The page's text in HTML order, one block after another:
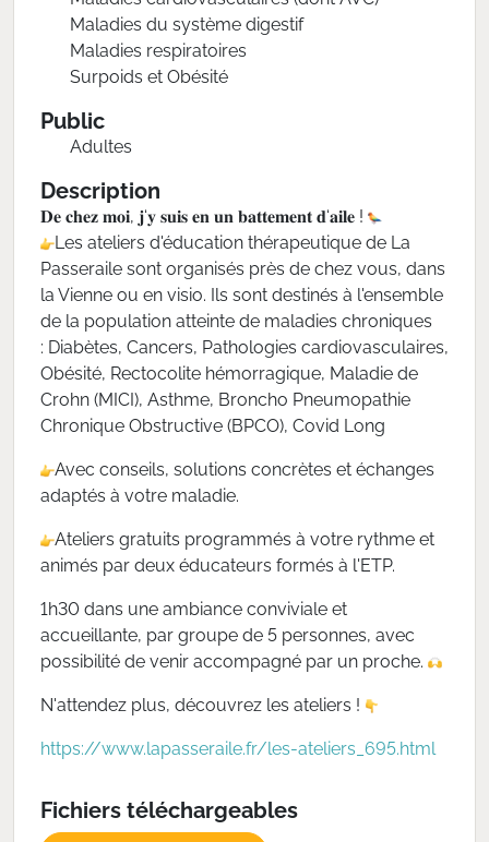
Maladies du système digestif
Maladies respiratoires
Surpoids et Obésité
Public
Adultes
Description
𝐃𝐞 𝐜𝐡𝐞𝐳 𝐦𝐨𝐢, 𝐣‘𝐲 𝐬𝐮𝐢𝐬 𝐞𝐧 𝐮𝐧 𝐛𝐚𝐭𝐭𝐞𝐦𝐞𝐧𝐭 𝐝‘𝐚𝐢𝐥𝐞 !
Les ateliers d'éducation thérapeutique de La
Passeraile sont organisés près de chez vous, dans
la Vienne ou en visio. Ils sont destinés à l'ensemble
de la population atteinte de maladies chroniques
: Diabètes, Cancers, Pathologies cardiovasculaires,
Obésité, Rectocolite hémorragique, Maladie de
Crohn (MICI), Asthme, Broncho Pneumopathie
Chronique Obstructive (BPCO), Covid Long
Avec conseils, solutions concrètes et échanges
adaptés à votre maladie.
Ateliers gratuits programmés à votre rythme et
animés par deux éducateurs formés à l'ETP.
1h30 dans une ambiance conviviale et
accueillante, par groupe de 5 personnes, avec
possibilité de venir accompagné par un proche.
N'attendez plus, découvrez les ateliers !
https://www.lapasseraile.fr/les-ateliers_695.html
Fichiers téléchargeables